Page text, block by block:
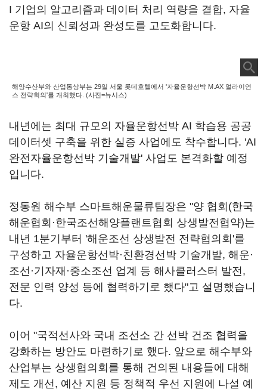
I 기업의 알고리즘과 데이터 처리 역량을 결합, 자율
운항 AI의 신뢰성과 완성도를 고도화합니다.
해양수산부와 산업통상부는 29일 서울 롯데호텔에서 '자율운항선박 M.AX 얼라이언
스 전략회의'를 개최했다. (사진=뉴시스)
내년에는 최대 규모의 자율운항선박 AI 학습용 공공
데이터셋 구축을 위한 실증 사업에도 착수합니다. 'AI
완전자율운항선박 기술개발' 사업도 본격화할 예정
입니다.
정동원 해수부 스마트해운물류팀장은 "양 협회(한국
해운협회·한국조선해양플랜트협회 상생발전협약)는
내년 1분기부터 '해운조선 상생발전 전략협의회'를
구성하고 자율운항선박·친환경선박 기술개발, 해운·
조선·기자재·중소조선 업계 등 해사클러스터 발전,
전문 인력 양성 등에 협력하기로 했다"고 설명했습니
다.
이어 "국적선사와 국내 조선소 간 선박 건조 협력을
강화하는 방안도 마련하기로 했다. 앞으로 해수부와
산업부는 상생협의회를 통해 건의된 내용들에 대해
제도 개선, 예산 지원 등 정책적 우선 지원에 나설 예